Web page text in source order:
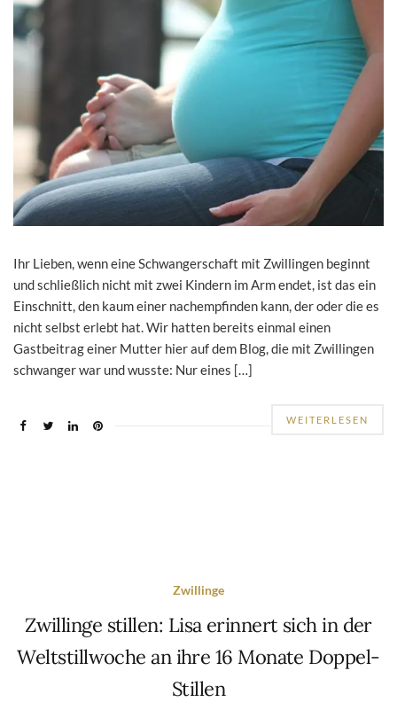
Ihr Lieben, wenn eine Schwangerschaft mit Zwillingen beginnt
und schließlich nicht mit zwei Kindern im Arm endet, ist das ein
Einschnitt, den kaum einer nachempfinden kann, der oder die es
nicht selbst erlebt hat. Wir hatten bereits einmal einen
Gastbeitrag einer Mutter hier auf dem Blog, die mit Zwillingen
schwanger war und wusste: Nur eines […]
WEITERLESEN
Zwillinge
Zwillinge stillen: Lisa erinnert sich in der
Weltstillwoche an ihre 16 Monate Doppel-
Stillen